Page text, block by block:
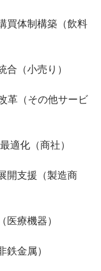
買体制構築（飲料
（小売り）
革（その他サービ
適化（商社）
開支援（製造商
療機器）
金属）